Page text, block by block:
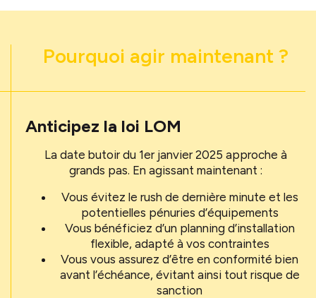
Pourquoi agir maintenant ?
Anticipez la loi LOM
La date butoir du 1er janvier 2025 approche à
grands pas. En agissant maintenant :
Vous évitez le rush de dernière minute et les
potentielles pénuries d’équipements
Vous bénéficiez d’un planning d’installation
flexible, adapté à vos contraintes
Vous vous assurez d’être en conformité bien
avant l’échéance, évitant ainsi tout risque de
sanction